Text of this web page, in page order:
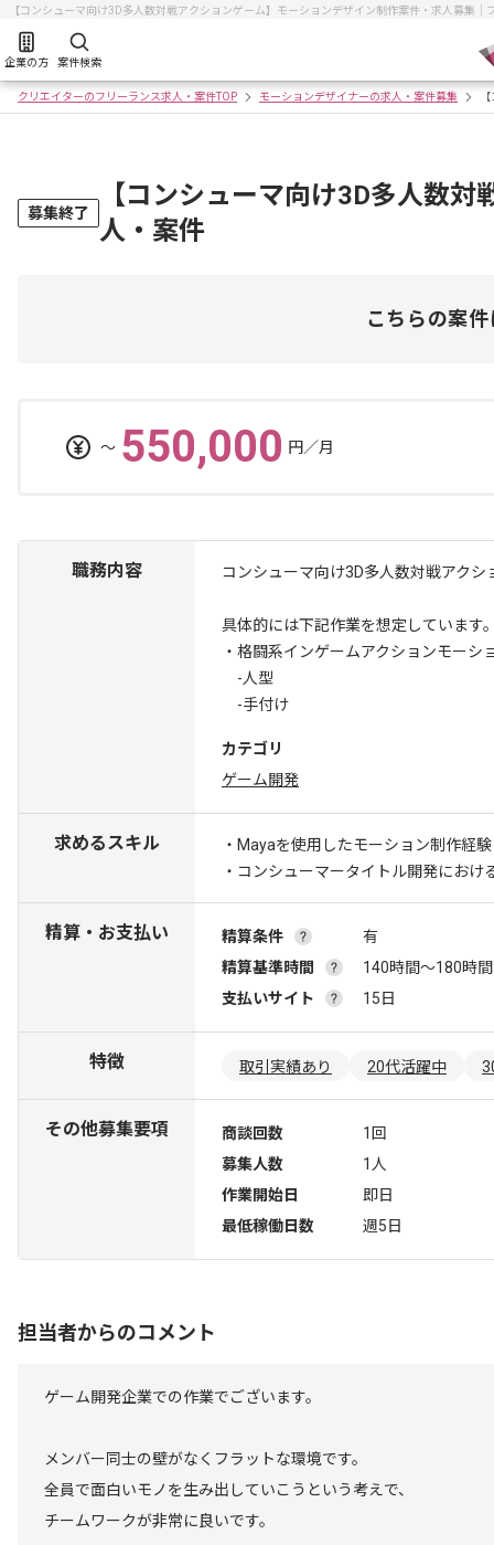
【コンシューマ向け3D多人数対戦アクションゲーム】モーションデザイン制作案件・求人募集
企業の方 案件検索
クリエイターのフリーランス求人・案件TOP モーションデザイナーの求人・案件募集
募集終了
【コンシューマ向け3D多人数
人・案件
こちらの案
〜 550,000 円／月
職務内容 コンシューマ向け3D多人数対戦アク
具体的には下記作業を想定しています
・格闘系インゲームアクションモーシ
-人型
-手付け
カテゴリ
ゲーム開発
求めるスキル
・Mayaを使用したモーション制作経験
・コンシューマータイトル開発におけ
精算・お支払い 精算条件
有
精算基準時間
140時間〜180時間
支払いサイト
15日
特徴 取引実績あり 20代活躍中
その他募集要項 商談回数
1回
募集人数
1人
作業開始日
即日
最低稼働日数
週5日
担当者からのコメント
ゲーム開発企業での作業でございます。
メンバー同士の壁がなくフラットな環境です。
全員で面白いモノを生み出していこうという考えで、
チームワークが非常に良いです。